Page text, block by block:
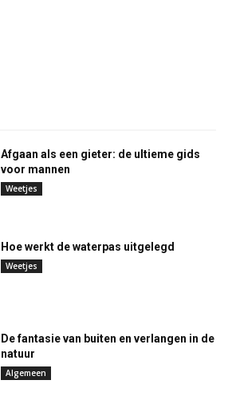
Afgaan als een gieter: de ultieme gids
voor mannen
Weetjes
Hoe werkt de waterpas uitgelegd
Weetjes
De fantasie van buiten en verlangen in de
natuur
Algemeen